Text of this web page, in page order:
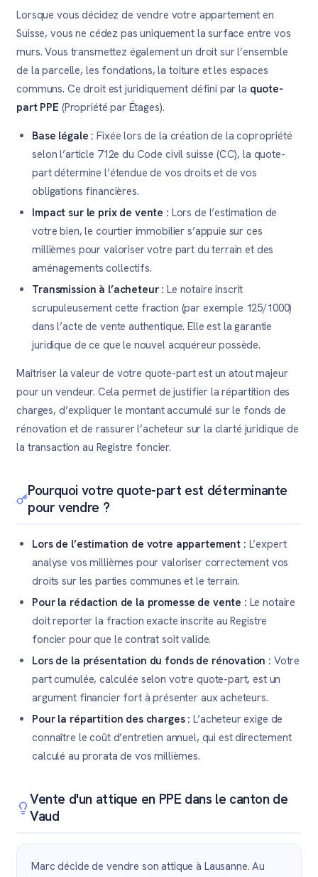
Lorsque vous décidez de vendre votre appartement en
Suisse, vous ne cédez pas uniquement la surface entre vos
murs. Vous transmettez également un droit sur l’ensemble
de la parcelle, les fondations, la toiture et les espaces
communs. Ce droit est juridiquement défini par la quote-
part PPE (Propriété par Étages).
Base légale : Fixée lors de la création de la copropriété
selon l’article 712e du Code civil suisse (CC), la quote-
part détermine l’étendue de vos droits et de vos
obligations financières.
Impact sur le prix de vente : Lors de l’estimation de
votre bien, le courtier immobilier s’appuie sur ces
millièmes pour valoriser votre part du terrain et des
aménagements collectifs.
Transmission à l’acheteur : Le notaire inscrit
scrupuleusement cette fraction (par exemple 125/1000)
dans l’acte de vente authentique. Elle est la garantie
juridique de ce que le nouvel acquéreur possède.
Maîtriser la valeur de votre quote-part est un atout majeur
pour un vendeur. Cela permet de justifier la répartition des
charges, d’expliquer le montant accumulé sur le fonds de
rénovation et de rassurer l’acheteur sur la clarté juridique de
la transaction au Registre foncier.
Pourquoi votre quote-part est déterminante
pour vendre ?
Lors de l’estimation de votre appartement : L’expert
analyse vos millièmes pour valoriser correctement vos
droits sur les parties communes et le terrain.
Pour la rédaction de la promesse de vente : Le notaire
doit reporter la fraction exacte inscrite au Registre
foncier pour que le contrat soit valide.
Lors de la présentation du fonds de rénovation : Votre
part cumulée, calculée selon votre quote-part, est un
argument financier fort à présenter aux acheteurs.
Pour la répartition des charges : L’acheteur exige de
connaître le coût d’entretien annuel, qui est directement
calculé au prorata de vos millièmes.
Vente d'un attique en PPE dans le canton de
Vaud
Marc décide de vendre son attique à Lausanne. Au